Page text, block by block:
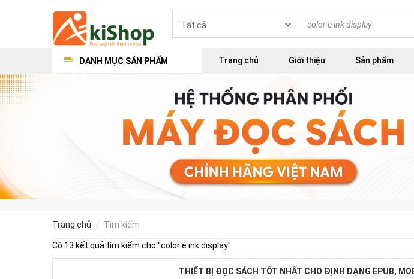
DANH MỤC SẢN PHẨM Trang chủ Giới thiệu Sản phẩm
trang chủ tìm kiếm
Có 13 kết quả tìm kiếm cho "color e ink display"
THIẾT BỊ ĐỌC SÁCH TỐT NHẤT CHO ĐỊNH DẠNG EPUB,